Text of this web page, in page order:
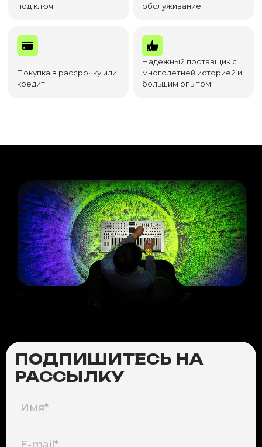
под ключ
обслуживание
Покупка в рассрочку или
кредит
Надежный поставщик с
многолетней историей и
большим опытом
ПОДПИШИТЕСЬ НА
РАССЫЛКУ